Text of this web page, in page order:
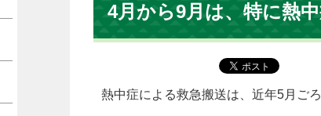
4月から9月は、特に熱
熱中症による救急搬送は、近年5月ご